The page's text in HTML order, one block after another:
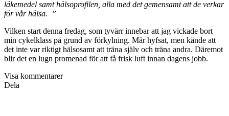
läkemedel samt hälsoprofilen, alla med det gemensamt att de verkar
för vår hälsa. ”
Vilken start denna fredag, som tyvärr innebar att jag vickade bort
min cykelklass på grund av förkylning. Mår hyfsat, men kände att
det inte var riktigt hälsosamt att träna själv och träna andra. Däremot
blir det en lugn promenad för att få frisk luft innan dagens jobb.
Visa kommentarer
Dela